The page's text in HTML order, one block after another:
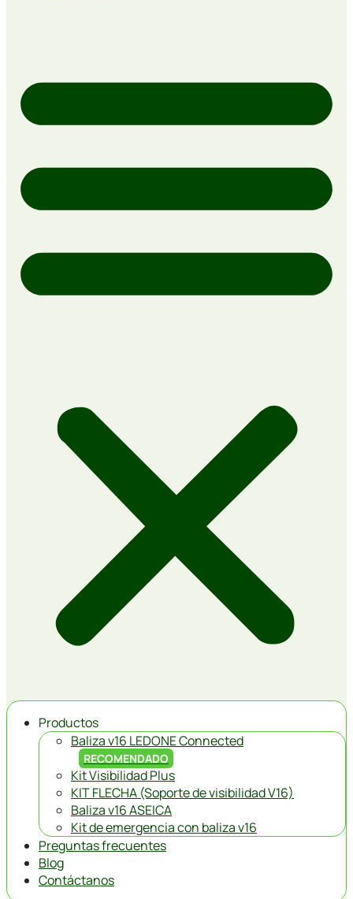
Productos
Baliza v16 LEDONE Connected
RECOMENDADO
Kit Visibilidad Plus
KIT FLECHA (Soporte de visibilidad V16)
Baliza v16 ASEICA
Kit de emergencia con baliza v16
Preguntas frecuentes
Blog
Contáctanos